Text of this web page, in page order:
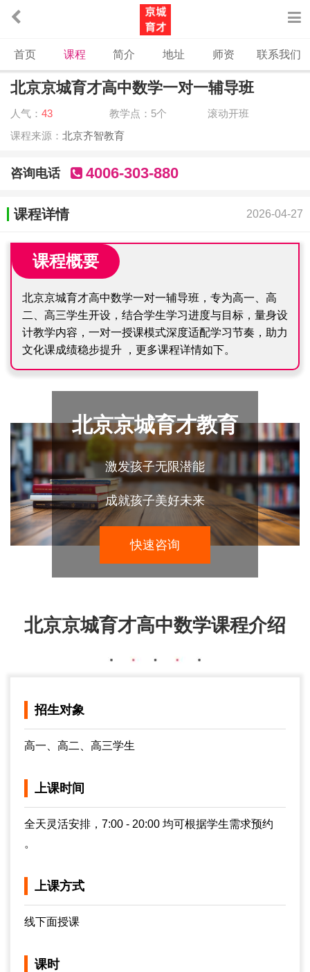
首页 课程 简介 地址 师资 联系我们
北京京城育才高中数学一对一辅导班
人气： 43 教学点：5个
滚动开班
课程来源： 北京齐智教育
咨询电话 4006-303-880
课程详情 2026-04-27
课程概要
北京京城育才高中数学一对一辅导班，专为高一、高
二、高三学生开设，结合学生学习进度与目标，量身设
计教学内容，一对一授课模式深度适配学习节奏，助力
文化课成绩稳步提升 ，更多课程详情如下。
北京京城育才教育
激发孩子无限潜能
成就孩子美好未来
快速咨询
北京京城育才高中数学课程介绍
招生对象
高一、高二、高三学生
上课时间
全天灵活安排，7:00 - 20:00 均可根据学生需求预约
。
上课方式
线下面授课
课时